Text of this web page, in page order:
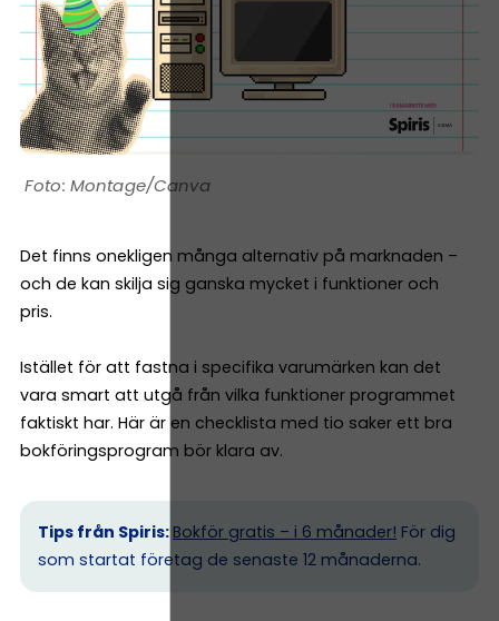
Montage/Canva
Det finns onekligen många alternativ på marknaden –
och de kan skilja sig ganska mycket i funktioner och
pris.
Istället för att fastna i specifika varumärken kan det
vara smart att utgå från vilka funktioner programmet
faktiskt har. Här är en checklista med tio saker ett bra
bokföringsprogram bör klara av.
Tips från Spiris: Bokför gratis – i 6 månader! För dig
som startat företag de senaste 12 månaderna.